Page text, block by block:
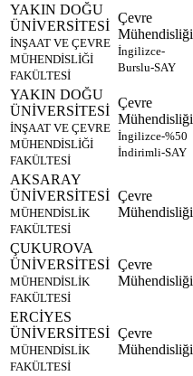
YAKIN DOĞU
ÜNİVERSİTESİ
İNŞAAT VE ÇEVRE
MÜHENDİSLİĞİ
FAKÜLTESİ
Çevre
Mühendisliği
İngilizce-
Burslu-SAY
YAKIN DOĞU
ÜNİVERSİTESİ
İNŞAAT VE ÇEVRE
MÜHENDİSLİĞİ
FAKÜLTESİ
Çevre
Mühendisliği
İngilizce-%50
İndirimli-SAY
AKSARAY
ÜNİVERSİTESİ
MÜHENDİSLİK
FAKÜLTESİ
Çevre
Mühendisliği
ÇUKUROVA
ÜNİVERSİTESİ
MÜHENDİSLİK
FAKÜLTESİ
Çevre
Mühendisliği
ERCİYES
ÜNİVERSİTESİ
MÜHENDİSLİK
FAKÜLTESİ
Çevre
Mühendisliği